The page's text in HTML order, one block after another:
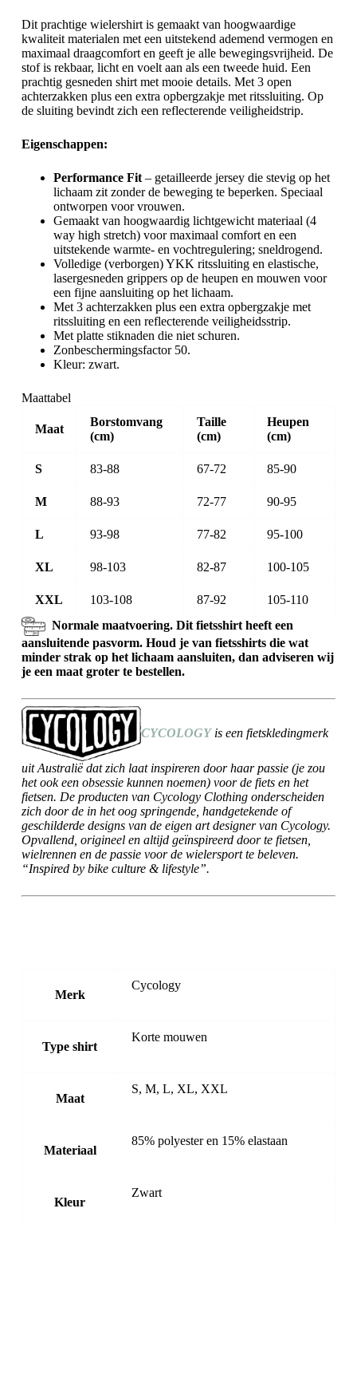
Dit prachtige wielershirt is gemaakt van hoogwaardige
kwaliteit materialen met een uitstekend ademend vermogen en
maximaal draagcomfort en geeft je alle bewegingsvrijheid. De
stof is rekbaar, licht en voelt aan als een tweede huid. Een
prachtig gesneden shirt met mooie details. Met 3 open
achterzakken plus een extra opbergzakje met ritssluiting. Op
de sluiting bevindt zich een reflecterende veiligheidstrip.
Eigenschappen:
Performance Fit– getailleerde jersey die stevig op het
lichaam zit zonder de beweging te beperken. Speciaal
ontworpen voor vrouwen.
Gemaakt van hoogwaardig lichtgewicht materiaal (4
way high stretch) voor maximaal comfort en een
uitstekende warmte- en vochtregulering; sneldrogend.
Volledige (verborgen) YKK ritssluiting en elastische,
lasergesneden grippers op de heupen en mouwen voor
een fijne aansluiting op het lichaam.
Met 3 achterzakken plus een extra opbergzakje met
ritssluiting en een reflecterende veiligheidsstrip.
Met platte stiknaden die niet schuren.
Zonbeschermingsfactor 50.
Kleur: zwart.
Maattabel
Maat
Borstomvang
(cm)
Taille
(cm)
Heupen
(cm)
S 83-88 67-72 85-90
M 88-93 72-77 90-95
L 93-98 77-82 95-100
XL 98-103 82-87 100-105
XXL 103-108 87-92
105-110
Normale maatvoering. Dit fietsshirt heeft een
aansluitende pasvorm. Houd je van fietsshirts die wat
minder strak op het lichaam aansluiten, dan adviseren wij
je een maat groter te bestellen.
CYCOLOGYis een fietskledingmerk
uit Australië dat zich laat inspireren door haar passie (je zou
het ook een obsessie kunnen noemen) voor de fiets en het
fietsen. De producten van Cycology Clothing onderscheiden
zich door de in het oog springende, handgetekende of
geschilderde designs van de eigen art designer van Cycology.
Opvallend, origineel en altijd geïnspireerd door te fietsen,
wielrennen en de passie voor de wielersport te beleven.
“Inspired by bike culture & lifestyle”.
Merk
Cycology
Type shirt
Korte mouwen
Maat
S, M, L, XL, XXL
Materiaal
85% polyester en 15% elastaan
Kleur
Zwart